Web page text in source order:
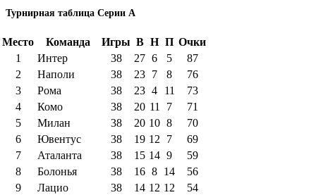
Турнирная таблица Серии А
Место Команда Игры В Н П Очки
1
Интер 38 27 6 5
87
2
Наполи 38 23 7 8
76
3
Рома 38 23 4 11
73
4
Комо 38 20 11 7
71
5
Милан 38 20 10 8
70
6
Ювентус 38 19 12 7
69
7
Аталанта 38 15 14 9
59
8
Болонья 38 16 8 14
56
9
Лацио 38 14 12 12
54